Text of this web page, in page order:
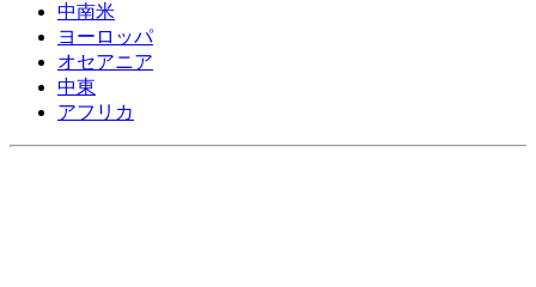
中南米
ヨーロッパ
オセアニア
中東
アフリカ